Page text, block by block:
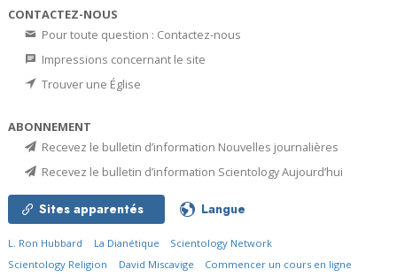
CONTACTEZ-NOUS
Pour toute question : Contactez-nous
Impressions concernant le site
Trouver une Église
ABONNEMENT
Recevez le bulletin d’information Nouvelles journalières
Recevez le bulletin d’information Scientology Aujourd’hui
Sites apparentés Langue
L. Ron Hubbard La Dianétique
Scientology Network
Scientology Religion
David Miscavige
Commencer un cours en ligne